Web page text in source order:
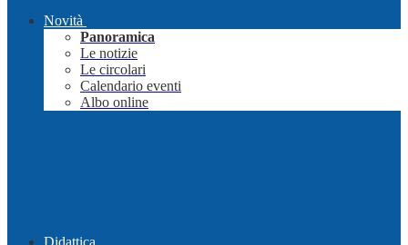
Novità
Panoramica
Le notizie
Le circolari
Calendario eventi
Albo online